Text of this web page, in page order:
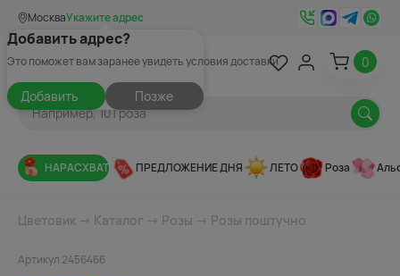
МоскваУкажите адрес
Добавить адрес?
Это поможет вам заранее увидеть условия доставки
Добавить Позже
0
НАРАСХВАТ ПРЕДЛОЖЕНИЕ ДНЯ ЛЕТО Роза
Цветовик → Каталог → Розы → Розы поштучно
Артикул 2456466